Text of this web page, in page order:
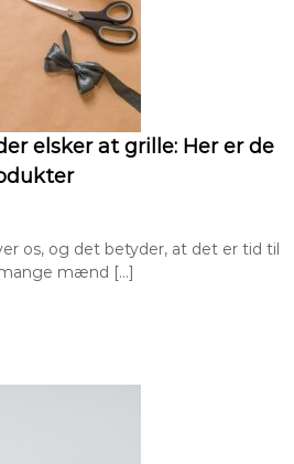
elsker at grille: Her er de
os, og det betyder, at det er tid til
mænd […]